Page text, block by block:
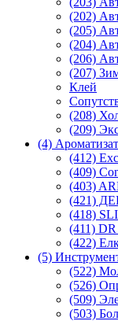
(202)
(205)
(204)
(206)
(207)
Клей
(208)
(209)
(4)
(412)
(409)
(403)
(421)
(418)
(411)
(422)
(5)
(522)
(526)
(509)
(503)